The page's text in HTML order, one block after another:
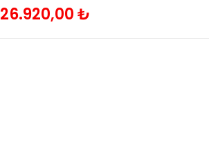
26.920,00 ₺